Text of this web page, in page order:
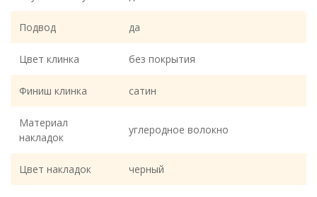
Подвод да
Цвет клинка без покрытия
Финиш клинка сатин
Материал
накладок
углеродное волокно
Цвет накладок черный